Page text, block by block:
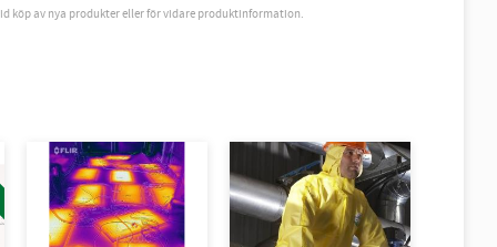
köp av nya produkter eller för vidare produktinformation.